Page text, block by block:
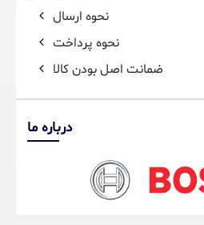
نحوه ارسال
نحوه پرداخت
ضمانت اصل بودن کالا
درباره ما